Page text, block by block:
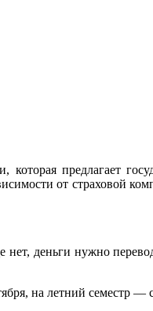
предлагает
от страховой
деньги нужно
на летний семестр —